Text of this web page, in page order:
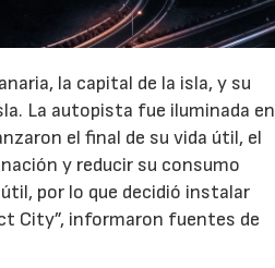
la capital de la isla, y su
La autopista fue iluminada en
el final de su vida útil, el
y reducir su consumo
por lo que decidió instalar
City”, informaron fuentes de